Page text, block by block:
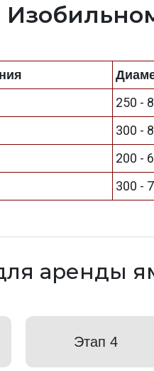
250 -
300 -
200 -
300 -
аренды
Этап 4